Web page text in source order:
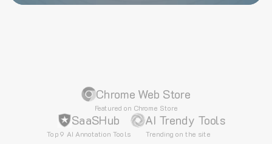
Chrome Web Store
Featured on Chrome Store
SaaSHub
Top 9 AI Annotation Tools
AI Trendy Tools
Trending on the site